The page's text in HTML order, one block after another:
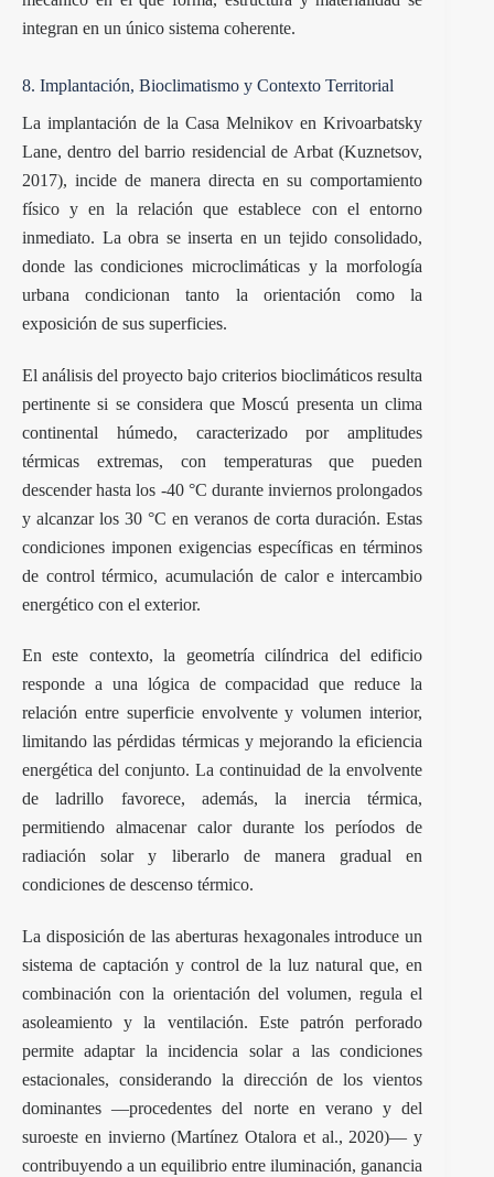
integran en un único sistema coherente.
8. Implantación, Bioclimatismo y Contexto Territorial
La implantación de la Casa Melnikov en Krivoarbatsky
Lane, dentro del barrio residencial de Arbat (Kuznetsov,
2017), incide de manera directa en su comportamiento
físico y en la relación que establece con el entorno
inmediato. La obra se inserta en un tejido consolidado,
donde las condiciones microclimáticas y la morfología
urbana condicionan tanto la orientación como la
exposición de sus superficies.
El análisis del proyecto bajo criterios bioclimáticos resulta
pertinente si se considera que Moscú presenta un clima
continental húmedo, caracterizado por amplitudes
térmicas extremas, con temperaturas que pueden
descender hasta los -40 °C durante inviernos prolongados
y alcanzar los 30 °C en veranos de corta duración. Estas
condiciones imponen exigencias específicas en términos
de control térmico, acumulación de calor e intercambio
energético con el exterior.
En este contexto, la geometría cilíndrica del edificio
responde a una lógica de compacidad que reduce la
relación entre superficie envolvente y volumen interior,
limitando las pérdidas térmicas y mejorando la eficiencia
energética del conjunto. La continuidad de la envolvente
de ladrillo favorece, además, la inercia térmica,
permitiendo almacenar calor durante los períodos de
radiación solar y liberarlo de manera gradual en
condiciones de descenso térmico.
La disposición de las aberturas hexagonales introduce un
sistema de captación y control de la luz natural que, en
combinación con la orientación del volumen, regula el
asoleamiento y la ventilación. Este patrón perforado
permite adaptar la incidencia solar a las condiciones
estacionales, considerando la dirección de los vientos
dominantes —procedentes del norte en verano y del
suroeste en invierno (Martínez Otalora et al., 2020)— y
contribuyendo a un equilibrio entre iluminación, ganancia